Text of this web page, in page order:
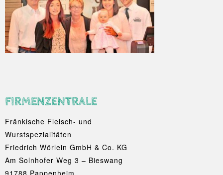
FIRMENZENTRALE
Fränkische Fleisch- und
Wurstspezialitäten
Friedrich Wörlein GmbH & Co. KG
Am Solnhofer Weg 3 – Bieswang
91788 Pappenheim